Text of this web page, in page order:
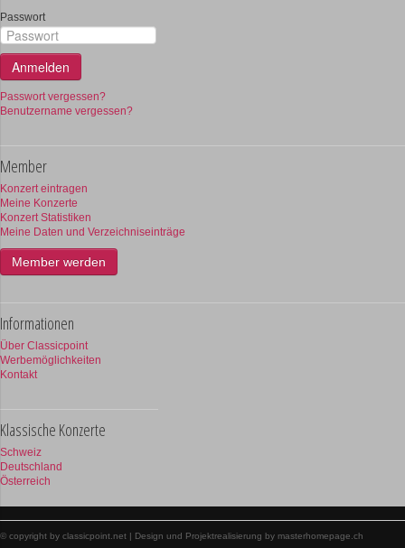
Passwort
Anmelden
Passwort vergessen?
Benutzername vergessen?
Member
Konzert eintragen
Meine Konzerte
Konzert Statistiken
Meine Daten und Verzeichniseinträge
Member werden
Informationen
Über Classicpoint
Werbemöglichkeiten
Kontakt
Klassische Konzerte
Schweiz
Deutschland
Österreich
© copyright by classicpoint.net | Design und Projektrealisierung by masterhomepage.ch